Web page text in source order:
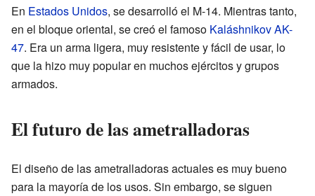
En Estados Unidos, se desarrolló el M-14. Mientras tanto,
en el bloque oriental, se creó el famoso Kaláshnikov AK-
47. Era un arma ligera, muy resistente y fácil de usar, lo
que la hizo muy popular en muchos ejércitos y grupos
armados.
El futuro de las ametralladoras
El diseño de las ametralladoras actuales es muy bueno
para la mayoría de los usos. Sin embargo, se siguen